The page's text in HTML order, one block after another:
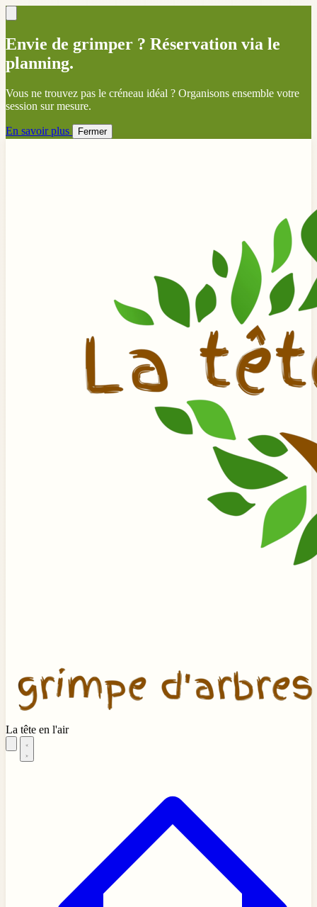
Envie de grimper ? Réservation via le
planning.
Vous ne trouvez pas le créneau idéal ? Organisons ensemble votre
session sur mesure.
En savoir plus Fermer
La tête en l'air